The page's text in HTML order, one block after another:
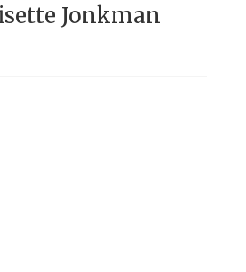
Jonkman